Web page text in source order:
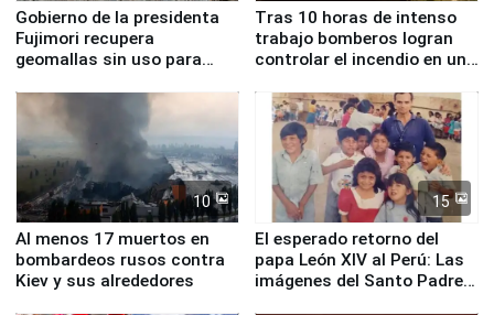
Gobierno de la presidenta
Fujimori recupera
geomallas sin uso para
Fenómeno El Niño
Tras 10 horas de intenso
trabajo bomberos logran
controlar el incendio en una
de Chile
10
Al menos 17 muertos en
bombardeos rusos contra
Kiev y sus alrededores
15
El esperado retorno del
papa León XIV al Perú: Las
imágenes del Santo Padre